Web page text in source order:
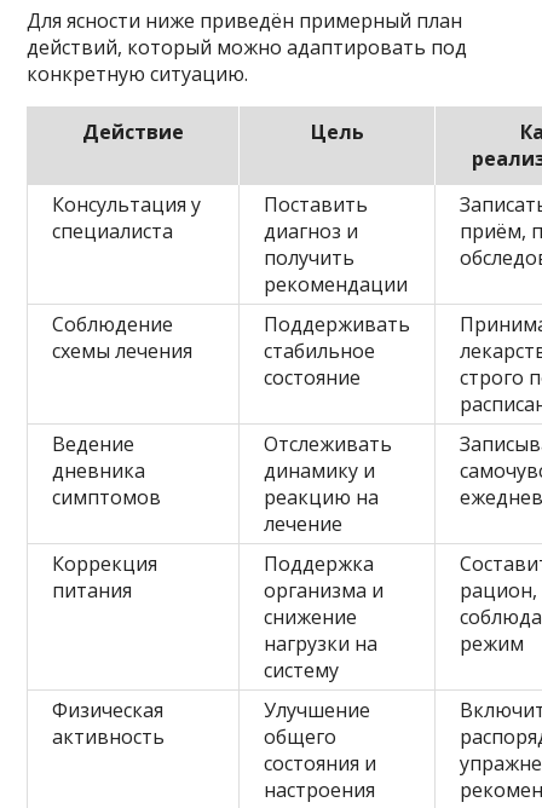
Для ясности ниже приведён примерный план
действий, который можно адаптировать под
конкретную ситуацию.
Действие Цель
Консультация у
специалиста
Поставить
диагноз и
получить
рекомендации
приём,
Соблюдение
схемы лечения
Поддерживать
стабильное
состояние
строго
Ведение
дневника
симптомов
Отслеживать
динамику и
реакцию на
лечение
Коррекция
питания
Поддержка
организма и
снижение
нагрузки на
систему
рацион,
режим
Физическая
активность
Улучшение
общего
состояния и
настроения